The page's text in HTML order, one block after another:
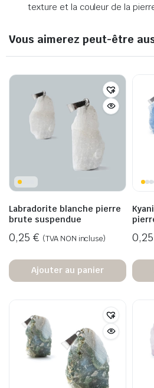
texture et la couleur de la
Vous aimerez peut-être
Labradorite blanche pierre
brute suspendue
0,25 € (TVA NON incluse)
Ajouter au panier
0,25